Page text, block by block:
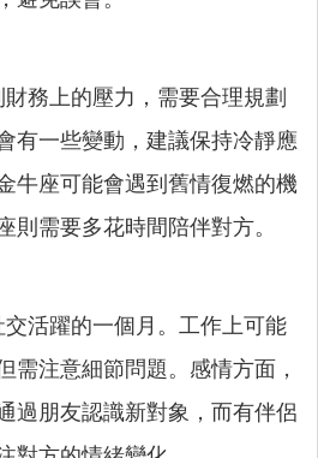
務上的壓力，需要合理規劃
有一些變動，建議保持冷靜應
牛座可能會遇到舊情復燃的機
則需要多花時間陪伴對方。
活躍的一個月。工作上可能
需注意細節問題。感情方面，
過朋友認識新對象，而有伴侶